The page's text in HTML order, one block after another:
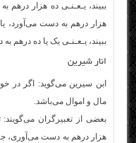
ببیند، یـعـنـی ده هزار درهم
هزار درهم به دست می‌آورد،
ببیند، یـعـنـی یک یا ده درهم
انار شیرین
ابن سیرین می‌گوید: اگر در
مال و اموال می‌باشد.
بعضی از تعبیرگران
هزار درهم به دست می‌آوری،